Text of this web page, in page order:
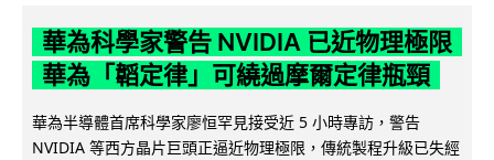
華為科學家警告 NVIDIA 已近物理極限
華為「韜定律」可繞過摩爾定律瓶頸
華為半導體首席科學家廖恒罕見接受近 5 小時專訪，警告
NVIDIA 等西方晶片巨頭正逼近物理極限，傳統製程升級已失經